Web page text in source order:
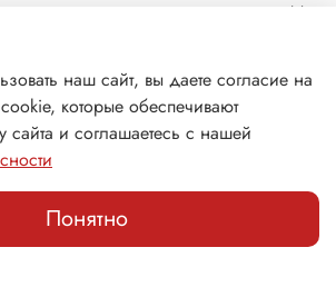
наш сайт, вы даете согласие на
которые обеспечивают
сайта и соглашаетесь с нашей
Понятно